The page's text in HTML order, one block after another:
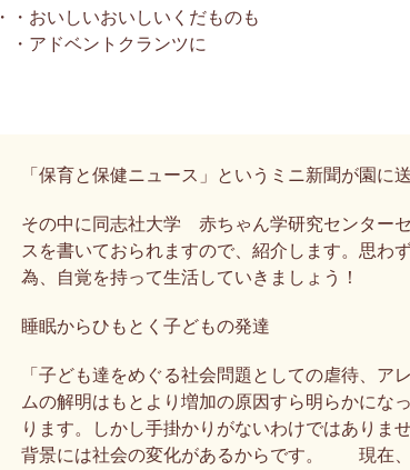
・・おいしいおいしいくだものも
・アドベントクランツに
「保育と保健ニュース」というミニ新聞が園に
その中に同志社大学 赤ちゃん学研究センター
スを書いておられますので、紹介します。思わ
為、自覚を持って生活していきましょう！
睡眠からひもとく子どもの発達
「子ども達をめぐる社会問題としての虐待、
ムの解明はもとより増加の原因すら明らかにな
ります。しかし手掛かりがないわけではありま
背景には社会の変化があるからです。 現在、